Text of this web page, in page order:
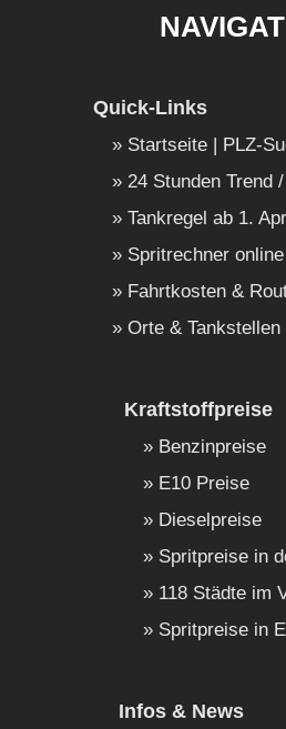
Quick-Links
Startseite | PLZ-
24 Stunden Trend
Tankregel ab 1.
Spritrechner online
Fahrtkosten &
Orte & Tankstellen
Kraftstoffpreise
Benzinpreise
E10 Preise
Dieselpreise
Spritpreise in
118 Städte im
Spritpreise in
Infos & News